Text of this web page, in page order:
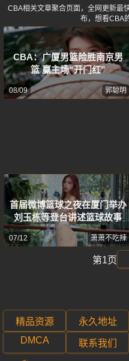
CBA相关文章聚合页面，全网更新最
布，想看CBA
CBA：广厦男篮险胜南京男
篮 赢主场“开门红”
08/09 郭聪明
首届微博篮球之夜在厦门举办
刘玉栋等登台讲述篮球故事
07/12 萧萧不吃辣
第1页
精品资源 永久地址
DMCA
联系我们